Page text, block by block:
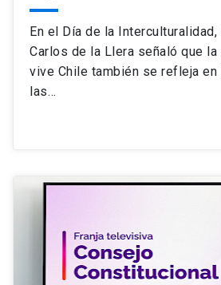
En el Día de la
Carlos de la Llera señaló que
vive Chile también se refleja en
las…